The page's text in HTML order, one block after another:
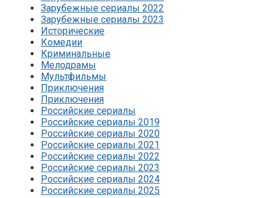
Зарубежные сериалы 2022
Зарубежные сериалы 2023
Исторические
Комедии
Криминальные
Мелодрамы
Мультфильмы
Приключения
Приключения
Российские сериалы
Российские сериалы 2019
Российские сериалы 2020
Российские сериалы 2021
Российские сериалы 2022
Российские сериалы 2023
Российские сериалы 2024
Российские сериалы 2025